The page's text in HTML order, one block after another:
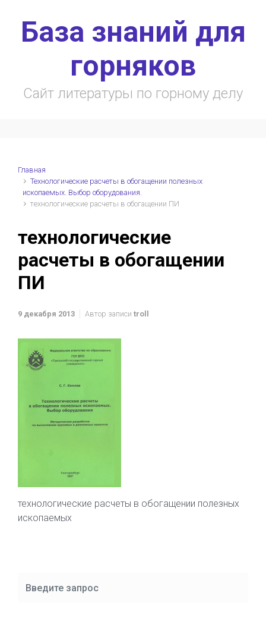
База знаний для
горняков
Сайт литературы по горному делу
Главная
Технологические расчеты в обогащении полезных
ископаемых. Выбор оборудования.
технологические расчеты в обогащении ПИ
технологические
расчеты в обогащении
ПИ
9 декабря 2013 Автор записи troll
технологические расчеты в обогащении полезных
ископаемых